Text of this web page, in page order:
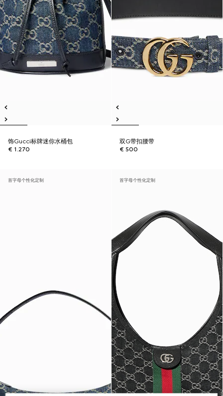
饰Gucci标牌迷你水桶包
€ 1.270
双G带扣腰带
€ 500
首字母个性化定制 首字母个性化定制